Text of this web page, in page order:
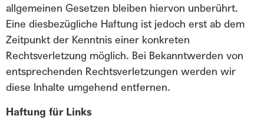
allgemeinen Gesetzen bleiben hiervon unberührt.
Eine diesbezügliche Haftung ist jedoch erst ab dem
Zeitpunkt der Kenntnis einer konkreten
Rechtsverletzung möglich. Bei Bekanntwerden von
entsprechenden Rechtsverletzungen werden wir
diese Inhalte umgehend entfernen.
Haftung für Links